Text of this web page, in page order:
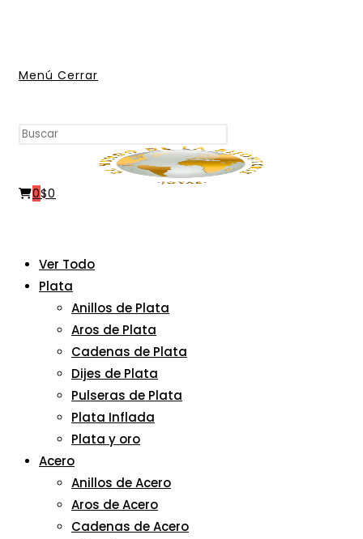
Menú Cerrar
Buscar
web
Escape
para
0$0
Ver Todo
Plata
Anillos de Plata
Aros de Plata
Cadenas de Plata
Dijes de Plata
Pulseras de Plata
Plata Inflada
Plata y oro
Acero
Anillos de Acero
Aros de Acero
Cadenas de Acero